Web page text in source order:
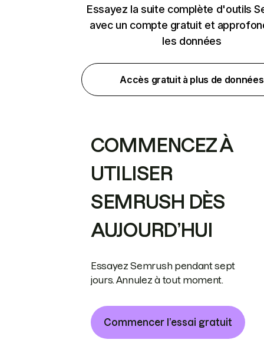
Essayez la suite complète d'outils
avec un compte gratuit et
les données
Accès gratuit à plus de données
COMMENCEZ À
UTILISER
SEMRUSH DÈS
AUJOURD’HUI
Essayez Semrush pendant sept
jours. Annulez à tout moment.
Commencer l’essai gratuit